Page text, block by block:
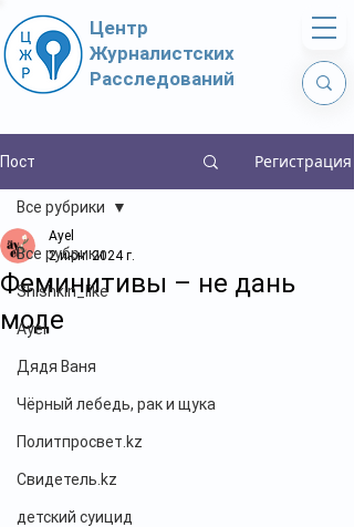
Центр
Журналистских
Расследований
Пост Регистрация
Все рубрики
Shishkin_like
Ayel
Дядя Ваня
Чёрный лебедь, рак и щука
Политпросвет.kz
Свидетель.kz
детский суицид
Все рубрики
Феминитивы – не дань
моде
Ayel
2 июн. 2024 г.